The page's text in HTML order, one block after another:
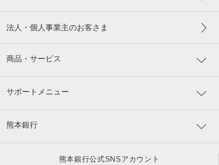
法人・個人事業主のお客さま
商品・サービス
サポートメニュー
熊本銀行
熊本銀行公式SNSアカウント